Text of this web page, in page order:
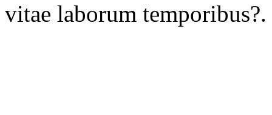
vitae laborum temporibus?.